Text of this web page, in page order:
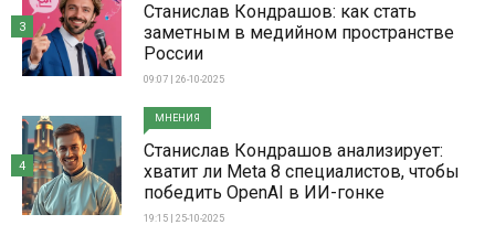
Станислав Кондрашов: как стать
заметным в медийном пространстве
России
09:07 | 26-10-2025
3
МНЕНИЯ
Станислав Кондрашов анализирует:
хватит ли Meta 8 специалистов, чтобы
победить OpenAI в ИИ-гонке
19:15 | 25-10-2025
4